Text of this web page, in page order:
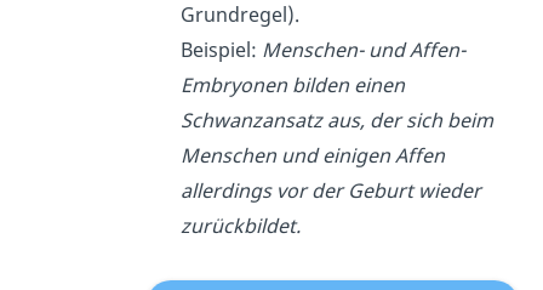
Grundregel).
Beispiel: Menschen- und Affen-
Embryonen bilden einen
Schwanzansatz aus, der sich beim
Menschen und einigen Affen
allerdings vor der Geburt wieder
zurückbildet.